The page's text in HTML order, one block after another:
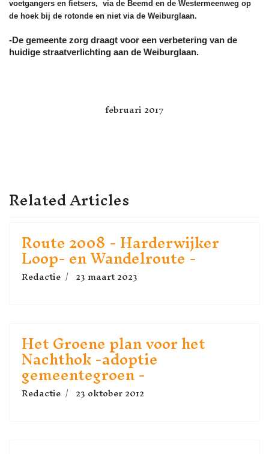
voetgangers en fietsers, via de Beemd en de Westermeenweg op
de hoek bij de rotonde en niet via de Weiburglaan.
-De gemeente zorg draagt voor een verbetering van de
huidige straatverlichting aan de Weiburglaan.
februari 2017
Related Articles
Route 2008 - Harderwijker
Loop- en Wandelroute -
Redactie 23 maart 2023
Het Groene plan voor het
Nachthok -adoptie
gemeentegroen -
Redactie 23 oktober 2012